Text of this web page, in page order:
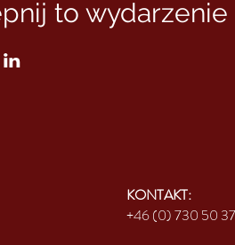
to wydarzenie
KONTAKT:
+46 (0) 730 50